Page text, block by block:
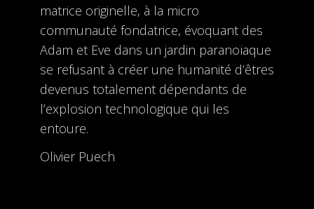
matrice originelle, à la micro
communauté fondatrice, évoquant des
Adam et Eve dans un jardin paranoïaque
se refusant à créer une humanité d’êtres
devenus totalement dépendants de
l’explosion technologique qui les
entoure.
Olivier Puech